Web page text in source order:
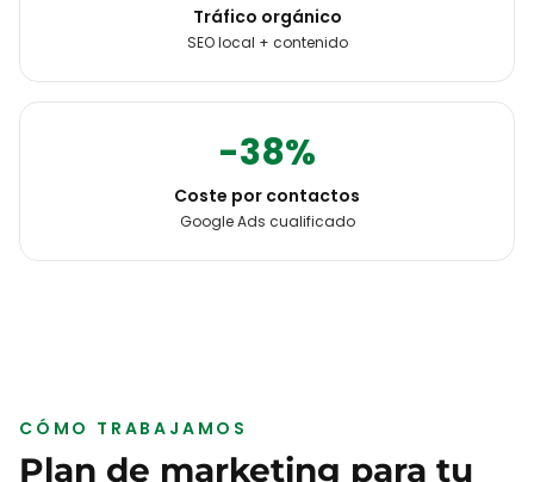
Tráfico orgánico
SEO local + contenido
-38%
Coste por contactos
Google Ads cualificado
CÓMO TRABAJAMOS
Plan de marketing para tu